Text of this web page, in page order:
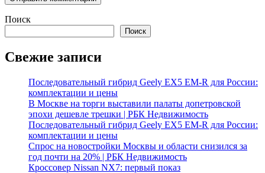
Поиск
Поиск
Свежие записи
Последовательный гибрид Geely EX5 EM-R для России:
комплектации и цены
В Москве на торги выставили палаты допетровской
эпохи дешевле трешки | РБК Недвижимость
Последовательный гибрид Geely EX5 EM-R для России:
комплектации и цены
Спрос на новостройки Москвы и области снизился за
год почти на 20% | РБК Недвижимость
Кроссовер Nissan NX7: первый показ